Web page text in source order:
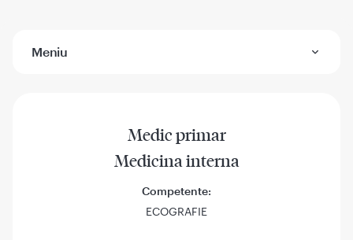
Meniu
Medic primar
Medicina interna
Competente:
ECOGRAFIE